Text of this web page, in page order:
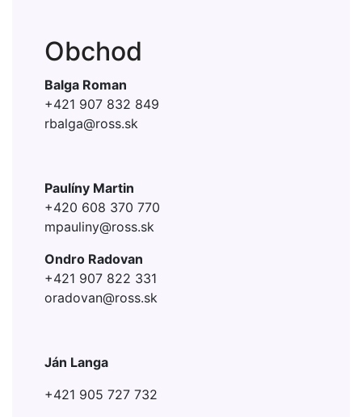
Obchod
Balga Roman
+421 907 832 849
rbalga@ross.sk
Paulíny Martin
+420 608 370 770
mpauliny@ross.sk
Ondro Radovan
+421 907 822 331
oradovan@ross.sk
Ján Langa
+421 905 727 732